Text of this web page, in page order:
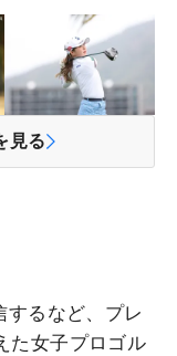
見る
するなど、プレ
た女子プロゴル